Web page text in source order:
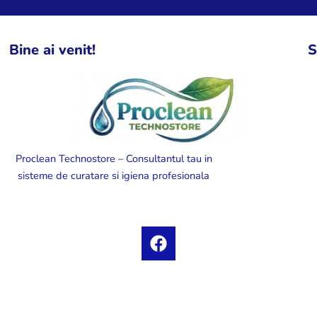
Bine ai venit!
Proclean Technostore – Consultantul tau in
sisteme de curatare si igiena profesionala
F
a
c